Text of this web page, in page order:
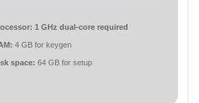
1 GHz dual-core required
4 GB for keygen
space: 64 GB for setup